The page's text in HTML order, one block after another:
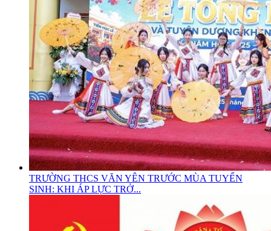
TRƯỜNG THCS VĂN YÊN TRƯỚC MÙA TUYỂN
SINH: KHI ÁP LỰC TRỞ...